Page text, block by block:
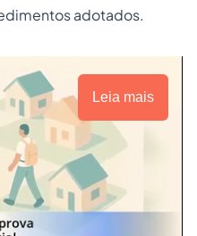
adotados.
Leia mais